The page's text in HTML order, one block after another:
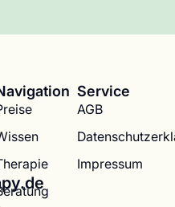
Service
AGB
Impressum